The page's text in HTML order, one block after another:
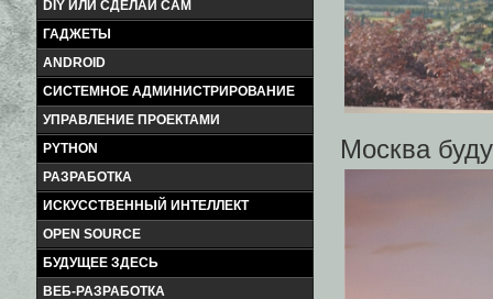
DIY ИЛИ СДЕЛАЙ САМ
ГАДЖЕТЫ
ANDROID
СИСТЕМНОЕ АДМИНИСТРИРОВАНИЕ
УПРАВЛЕНИЕ ПРОЕКТАМИ
PYTHON
РАЗРАБОТКА
ИСКУССТВЕННЫЙ ИНТЕЛЛЕКТ
OPEN SOURCE
БУДУЩЕЕ ЗДЕСЬ
ВЕБ-РАЗРАБОТКА
Москва